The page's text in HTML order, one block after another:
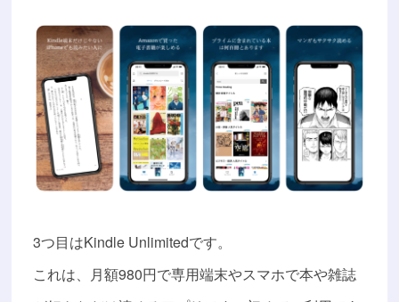
3つ目はKindle Unlimitedです。
これは、月額980円で専用端末やスマホで本や雑誌